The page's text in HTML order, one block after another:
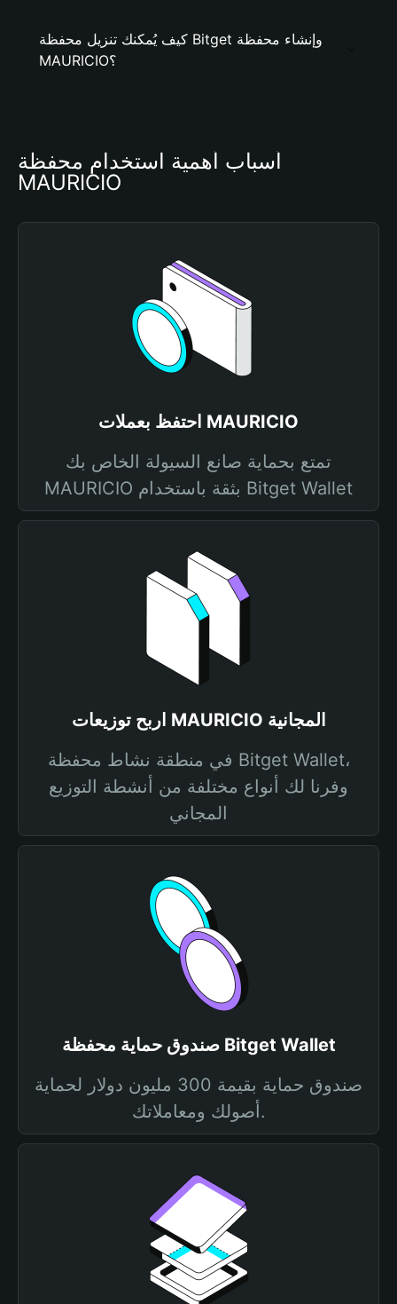
كيف يُمكنك تنزيل محفظة Bitget وإنشاء محفظة
MAURICIO؟
أسباب أهمية استخدام محفظة
MAURICIO
احتفظ بعملات MAURICIO
تمتع بحماية صانع السيولة الخاص بك
MAURICIO بثقة باستخدام Bitget Wallet
اربح توزيعات MAURICIO المجانية
في منطقة نشاط محفظة Bitget Wallet،
وفرنا لك أنواع مختلفة من أنشطة التوزيع
المجاني
صندوق حماية محفظة Bitget Wallet
صندوق حماية بقيمة 300 مليون دولار لحماية
أصولك ومعاملاتك.